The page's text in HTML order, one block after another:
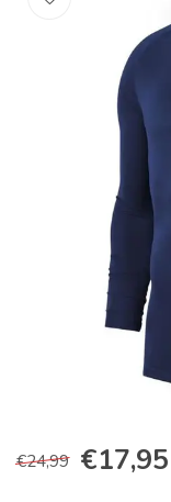
€24,99 €17,95